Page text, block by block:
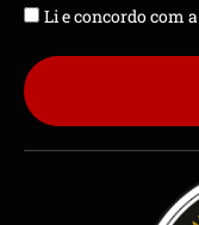
Li e concordo com a